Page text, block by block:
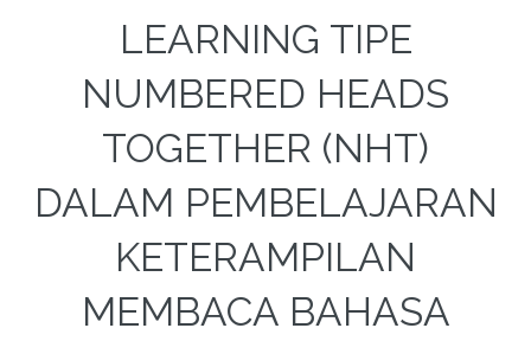
LEARNING TIPE
NUMBERED HEADS
TOGETHER (NHT)
DALAM PEMBELAJARAN
KETERAMPILAN
MEMBACA BAHASA